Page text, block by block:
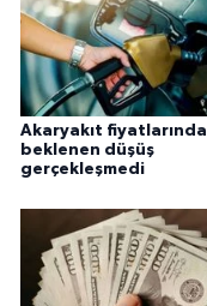
Akaryakıt fiyatlarında
beklenen düşüş
gerçekleşmedi